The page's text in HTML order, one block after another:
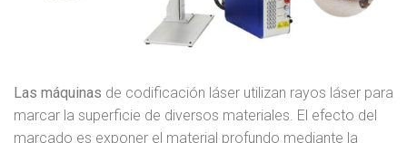
Las máquinas de codificación láser utilizan rayos láser para
marcar la superficie de diversos materiales. El efecto del
marcado es exponer el material profundo mediante la